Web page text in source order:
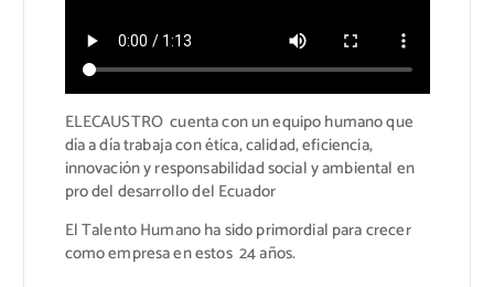
ELECAUSTRO cuenta con un equipo humano que
día a día trabaja con ética, calidad, eficiencia,
innovación y responsabilidad social y ambiental en
pro del desarrollo del Ecuador
El Talento Humano ha sido primordial para crecer
como empresa en estos 24 años.